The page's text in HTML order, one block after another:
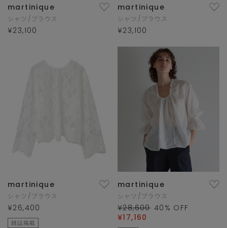
martinique
シャツ/ブラウス
¥23,100
martinique
シャツ/ブラウス
¥23,100
martinique
シャツ/ブラウス
¥26,400
雑誌掲載
martinique
シャツ/ブラウス
¥28,600 40 % OFF
¥17,160